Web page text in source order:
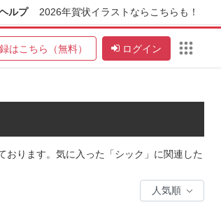
ルプ 2026年賀状イラストならこちらも！
はこちら（無料） ログイン
ります。気に入った「シック」に関連した